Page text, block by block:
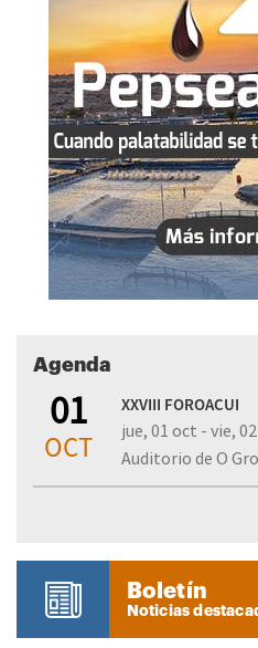
Agenda
01
OCT
XXVIII FOROACUI
jue, 01 oct - vie,
Auditorio de O
Boletín
Noticias